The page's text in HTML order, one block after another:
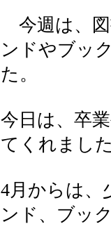
今週は、
ンドやブッ
た。
今日は、卒
てくれました
4月からは、
ンド、ブッ